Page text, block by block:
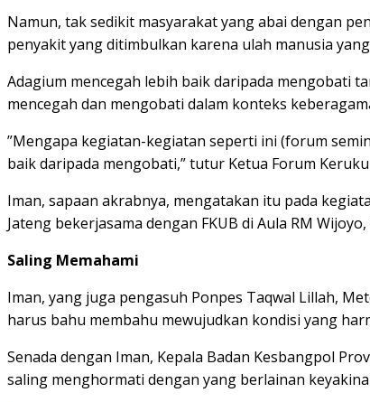
Namun, tak sedikit masyarakat yang abai dengan
penyakit yang ditimbulkan karena ulah manusia
Adagium mencegah lebih baik daripada mengobati
mencegah dan mengobati dalam konteks
”Mengapa kegiatan-kegiatan seperti ini (forum
baik daripada mengobati,” tutur Ketua Forum
Iman, sapaan akrabnya, mengatakan itu pada
Jateng bekerjasama dengan FKUB di Aula RM
Saling Memahami
Iman, yang juga pengasuh Ponpes Taqwal Lillah,
harus bahu membahu mewujudkan kondisi yang
Senada dengan Iman, Kepala Badan Kesbangpol
saling menghormati dengan yang berlainan